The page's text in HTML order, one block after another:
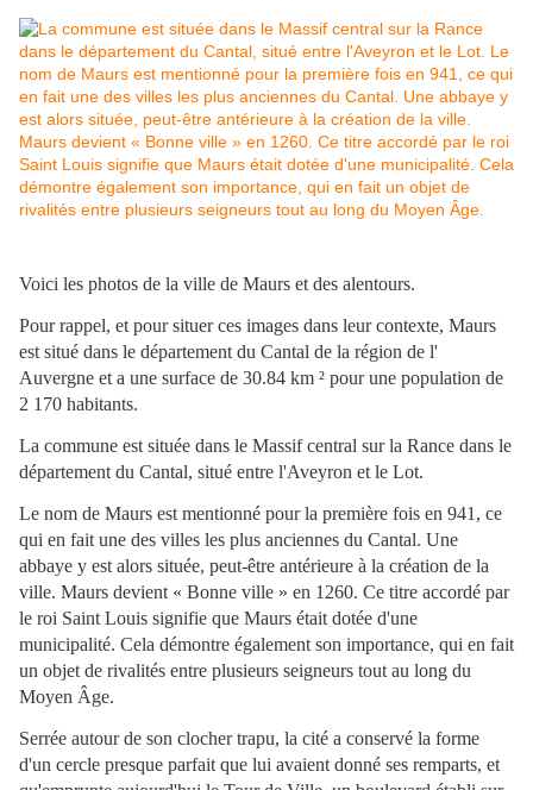
Voici les photos de la ville de Maurs et des alentours.
Pour rappel, et pour situer ces images dans leur contexte, Maurs
est situé dans le département du Cantal de la région de l'
Auvergne et a une surface de 30.84 km ² pour une population de
2 170 habitants.
La commune est située dans le Massif central sur la Rance dans le
département du Cantal, situé entre l'Aveyron et le Lot.
Le nom de Maurs est mentionné pour la première fois en 941, ce
qui en fait une des villes les plus anciennes du Cantal. Une
abbaye y est alors située, peut-être antérieure à la création de la
ville. Maurs devient « Bonne ville » en 1260. Ce titre accordé par
le roi Saint Louis signifie que Maurs était dotée d'une
municipalité. Cela démontre également son importance, qui en fait
un objet de rivalités entre plusieurs seigneurs tout au long du
Moyen Âge.
Serrée autour de son clocher trapu, la cité a conservé la forme
d'un cercle presque parfait que lui avaient donné ses remparts, et